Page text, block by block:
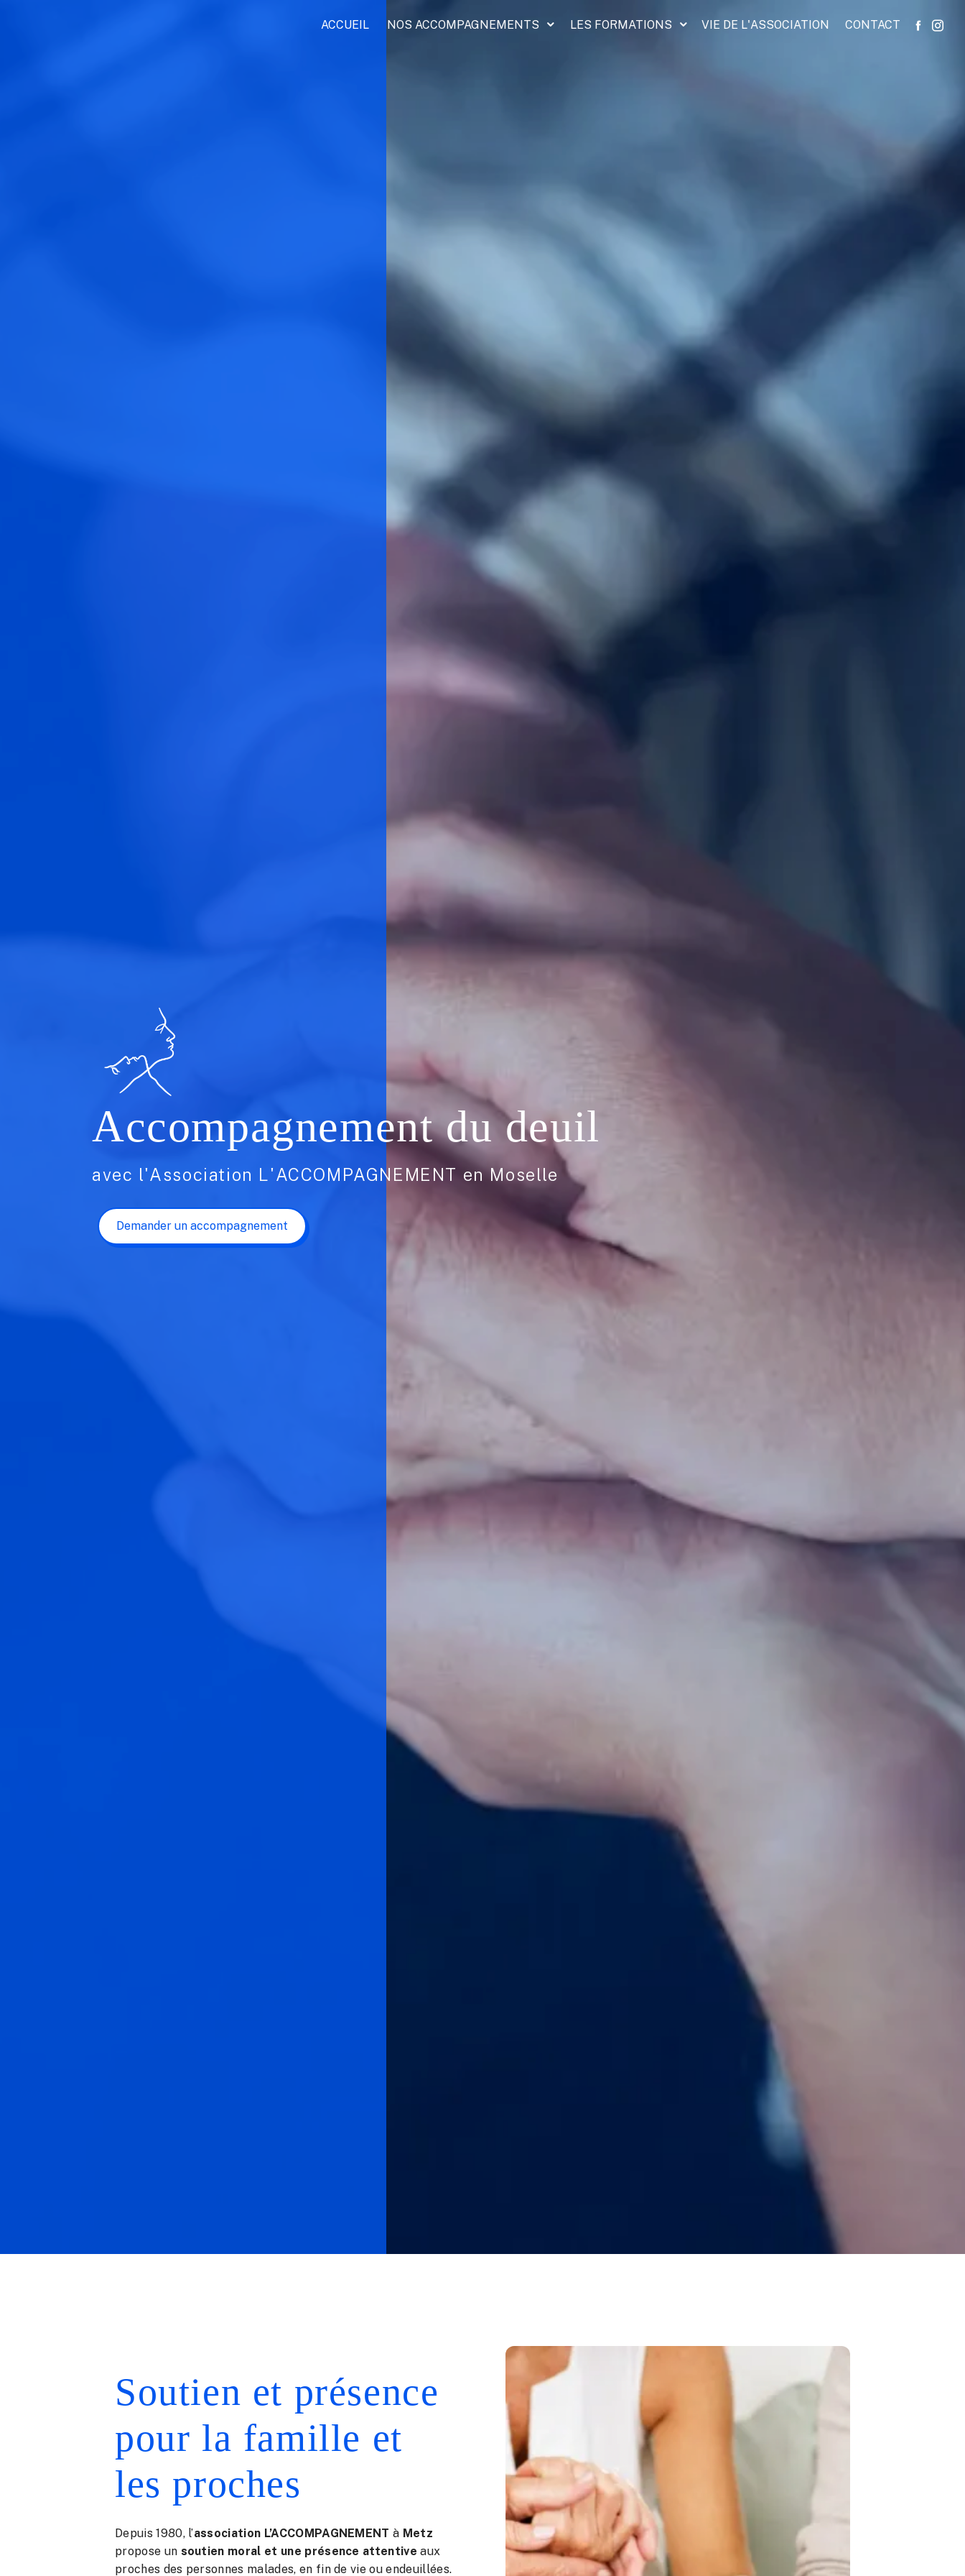
ACCUEIL NOS ACCOMPAGNEMENTS LES FORMATIONS VIE DE L'ASSOCIATION CONTACT
Accompagnement du deuil
avec l'Association L'ACCOMPAGNEMENT en Moselle
Demander un accompagnement
Soutien et présence
pour la famille et
les proches
Depuis 1980, l’association L’ACCOMPAGNEMENT à Metz
propose un soutien moral et une présence attentive aux
proches des personnes malades, en fin de vie ou endeuillées.